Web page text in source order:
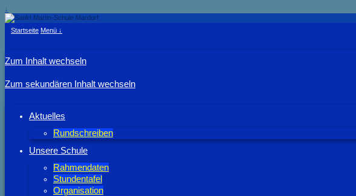
↓
Startseite Menü ↓
Zum Inhalt wechseln
Zum sekundären Inhalt wechseln
Aktuelles
Rundschreiben
Unsere Schule
Rahmendaten
Stundentafel
Organisation